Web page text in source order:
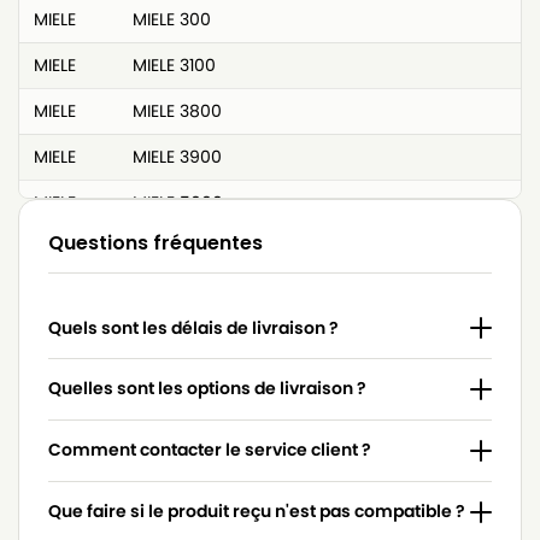
MIELE
MIELE 300
MIELE
MIELE 3100
MIELE
MIELE 3800
MIELE
MIELE 3900
MIELE
MIELE 5000
MIELE
MIELE AIR CLEAN
MIELE
MIELE BLUE CLEAN 1900
MIELE
MIELE C1
MIELE
MIELE C3
MIELE
MIELE CAT AND DOG 5000
Questions fréquentes
Quels sont les délais de livraison ?
Quelles sont les options de livraison ?
Comment contacter le service client ?
Que faire si le produit reçu n'est pas compatible ?